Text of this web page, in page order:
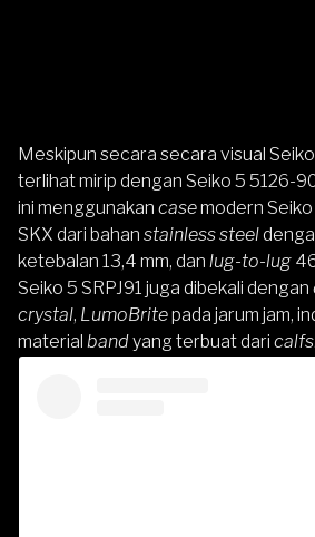
Meskipun secara secara visual
terlihat mirip dengan Seiko 5 5126-
ini menggunakan casemodern
SKX dari bahan stainless steel
ketebalan 13,4 mm, dan lug-to-lug
Seiko 5 SRPJ91 juga dibekali dengan
crystal, LumoBritepada jarum jam,
material bandyang terbuat dari